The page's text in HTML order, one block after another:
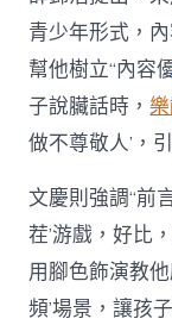
青少年形式，
幫他樹立“內容
子說臟話時，
做不尊敬人’，
文慶則強調“前
茬’游戲，好比
用腳色飾演教
頻’場景，讓孩